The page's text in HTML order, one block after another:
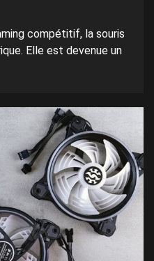
compétitif, la souris
Elle est devenue un